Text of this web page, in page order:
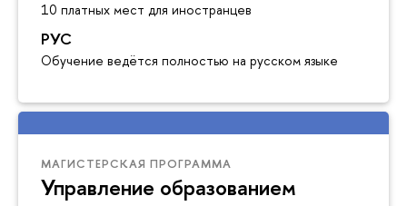
10 платных мест для иностранцев
РУС
Обучение ведётся полностью на русском языке
МАГИСТЕРСКАЯ ПРОГРАММА
Управление образованием